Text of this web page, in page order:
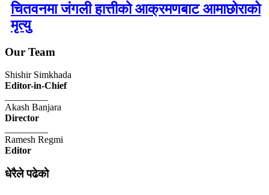
चितवनमा जंगली हात्तीको आक्रमणबाट आमाछोराको
मृत्यु
Our Team
Shishir Simkhada
Editor-in-Chief
Akash Banjara
Director
Ramesh Regmi
Editor
धेरैले पढेको